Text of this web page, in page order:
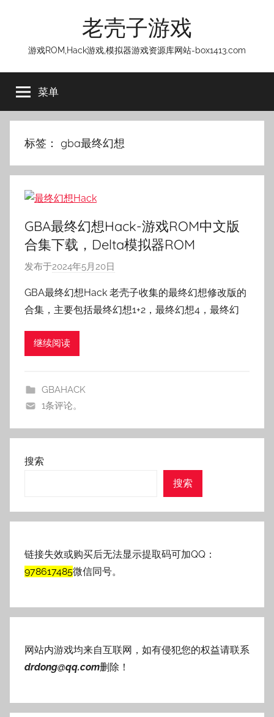
老壳子游戏
游戏ROM,Hack游戏,模拟器游戏资源库网站-box1413.com
菜单
标签： gba最终幻想
GBA最终幻想Hack-游戏ROM中文版
合集下载，Delta模拟器ROM
发布于2024年5月20日
:
老
GBA最终幻想Hack 老壳子收集的最终幻想修改版的
合集，主要包括最终幻想1+2，最终幻想4，最终幻
继续阅读
GBAHACK
1条评论。
搜索
搜索
链接失效或购买后无法显示提取码可加QQ：
978617485微信同号。
网站内游戏均来自互联网，如有侵犯您的权益请联系
drdong@qq.com删除！